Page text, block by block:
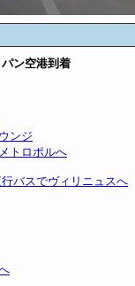
ン空港到着
ンジ
トロポルへ
バスでヴィリニュスへ